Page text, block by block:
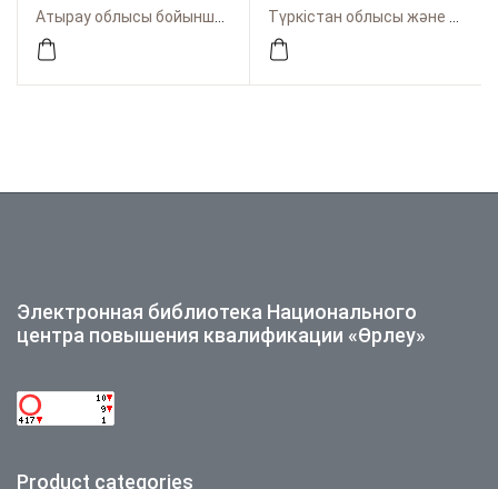
көзқарас,
стратегиялық
бастамалар,
оn -line конференция
психологиялық
қызметтің
аспектілері:
Электронная библиотека Национального
центра повышения квалификации «Өрлеу»
Product categories